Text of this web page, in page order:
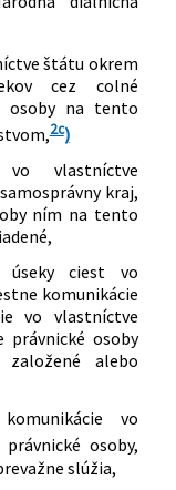
štátu okrem
cez colné
osoby na tento
2c)
vlastníctve
kraj,
ním na tento
ciest vo
komunikácie
vo vlastníctve
právnické osoby
alebo
vo
osoby,
slúžia,